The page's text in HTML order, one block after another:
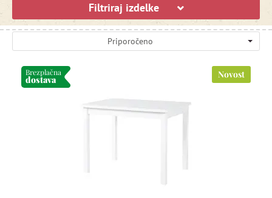
Filtriraj izdelke
Priporočeno
Brezplačna
dostava Novost